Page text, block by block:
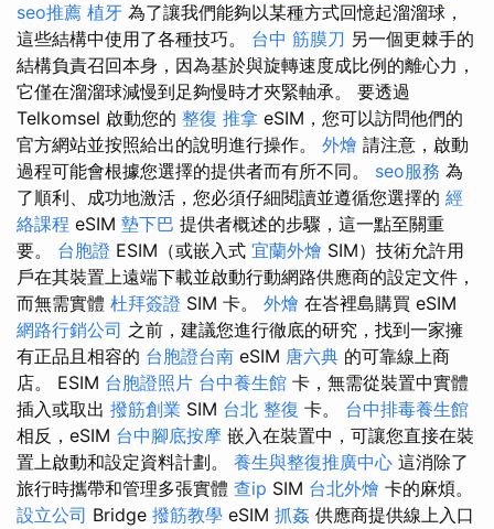
seo推薦 植牙 為了讓我們能夠以某種方式回憶起溜溜球，
這些結構中使用了各種技巧。 台中 筋膜刀 另一個更棘手的
結構負責召回本身，因為基於與旋轉速度成比例的離心力，
它僅在溜溜球減慢到足夠慢時才夾緊軸承。 要透過
Telkomsel 啟動您的 整復 推拿 eSIM，您可以訪問他們的
官方網站並按照給出的說明進行操作。 外燴 請注意，啟動
過程可能會根據您選擇的提供者而有所不同。 seo服務 為
了順利、成功地激活，您必須仔細閱讀並遵循您選擇的 經
絡課程 eSIM 墊下巴 提供者概述的步驟，這一點至關重
要。 台胞證 ESIM（或嵌入式 宜蘭外燴 SIM）技術允許用
戶在其裝置上遠端下載並啟動行動網路供應商的設定文件，
而無需實體 杜拜簽證 SIM 卡。 外燴 在峇裡島購買 eSIM
網路行銷公司 之前，建議您進行徹底的研究，找到一家擁
有正品且相容的 台胞證台南 eSIM 唐六典 的可靠線上商
店。 ESIM 台胞證照片 台中養生館 卡，無需從裝置中實體
插入或取出 撥筋創業 SIM 台北 整復 卡。 台中排毒養生館
相反，eSIM 台中腳底按摩 嵌入在裝置中，可讓您直接在裝
置上啟動和設定資料計劃。 養生與整復推廣中心 這消除了
旅行時攜帶和管理多張實體 查ip SIM 台北外燴 卡的麻煩。
設立公司 Bridge 撥筋教學 eSIM 抓姦 供應商提供線上入口